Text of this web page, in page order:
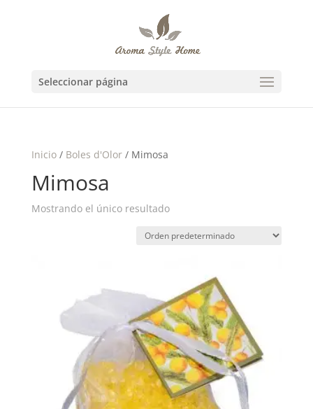
Seleccionar página
Inicio/ Boles d'Olor/ Mimosa
Mimosa
Mostrando el único resultado